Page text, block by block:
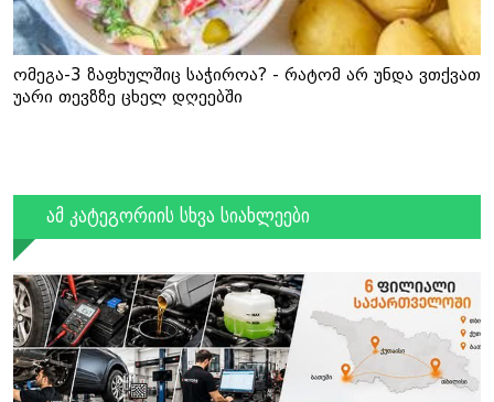
ომეგა-3 ზაფხულშიც საჭიროა? - რატომ არ უნდა ვთქვათ
უარი თევზზე ცხელ დღეებში
ამ კატეგორიის სხვა სიახლეები